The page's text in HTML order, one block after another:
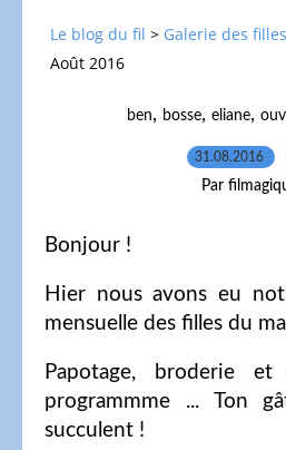
Le blog du fil > Galerie des
Août 2016
ben, bosse, eliane,
31.08.2016
Par
Bonjour !
Hier nous avons eu
mensuelle des filles du
Papotage, broderie et
programmme ... Ton
succulent !